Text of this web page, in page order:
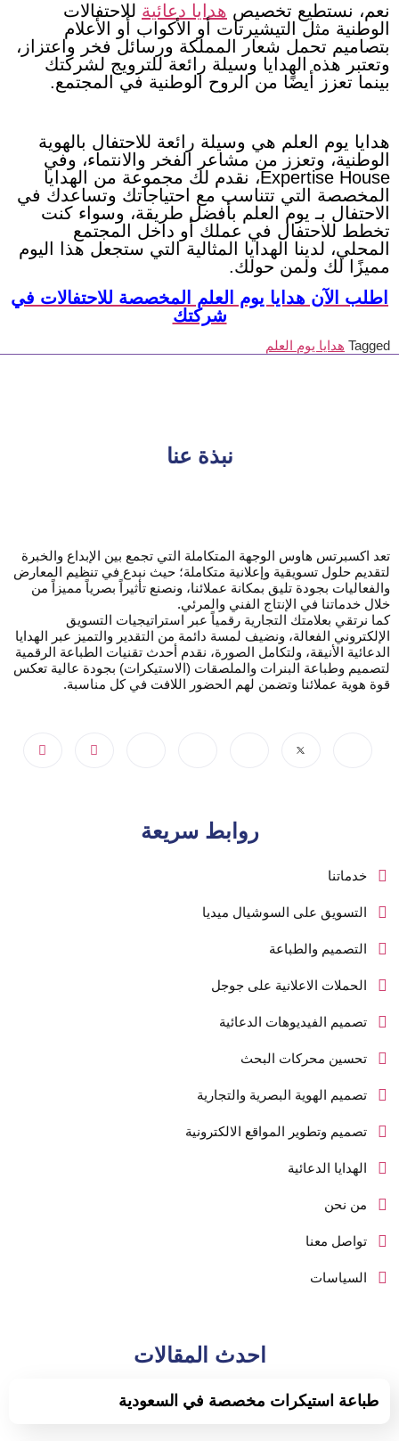
نعم، نستطيع تخصيص هدايا دعائية للاحتفالات
الوطنية مثل التيشيرتات أو الأكواب أو الأعلام
بتصاميم تحمل شعار المملكة ورسائل فخر واعتزاز،
وتعتبر هذه الهدايا وسيلة رائعة للترويج لشركتك
بينما تعزز أيضًا من الروح الوطنية في المجتمع.
هدايا يوم العلم هي وسيلة رائعة للاحتفال بالهوية
الوطنية، وتعزز من مشاعر الفخر والانتماء، وفي
Expertise House، نقدم لك مجموعة من الهدايا
المخصصة التي تتناسب مع احتياجاتك وتساعدك في
الاحتفال بـ يوم العلم بأفضل طريقة، وسواء كنت
تخطط للاحتفال في عملك أو داخل المجتمع
المحلي، لدينا الهدايا المثالية التي ستجعل هذا اليوم
مميزًا لك ولمن حولك.
اطلب الآن هدايا يوم العلم المخصصة للاحتفالات في
شركتك
Tagged هدايا يوم العلم
نبذة عنا
تعد اكسبرتس هاوس الوجهة المتكاملة التي تجمع بين الإبداع والخبرة
لتقديم حلول تسويقية وإعلانية متكاملة؛ حيث نبدع في تنظيم المعارض
والفعاليات بجودة تليق بمكانة عملائنا، ونصنع تأثيراً بصرياً مميزاً من
خلال خدماتنا في الإنتاج الفني والمرئي.
كما نرتقي بعلامتك التجارية رقمياً عبر استراتيجيات التسويق
الإلكتروني الفعالة، ونضيف لمسة دائمة من التقدير والتميز عبر الهدايا
الدعائية الأنيقة، ولتكامل الصورة، نقدم أحدث تقنيات الطباعة الرقمية
لتصميم وطباعة البنرات والملصقات (الاستيكرات) بجودة عالية تعكس
قوة هوية عملائنا وتضمن لهم الحضور اللافت في كل مناسبة.
روابط سريعة
خدماتنا
التسويق على السوشيال ميديا
التصميم والطباعة
الحملات الاعلانية على جوجل
تصميم الفيديوهات الدعائية
تحسين محركات البحث
تصميم الهوية البصرية والتجارية
تصميم وتطوير المواقع الالكترونية
الهدايا الدعائية
من نحن
تواصل معنا
السياسات
احدث المقالات
طباعة استيكرات مخصصة في السعودية